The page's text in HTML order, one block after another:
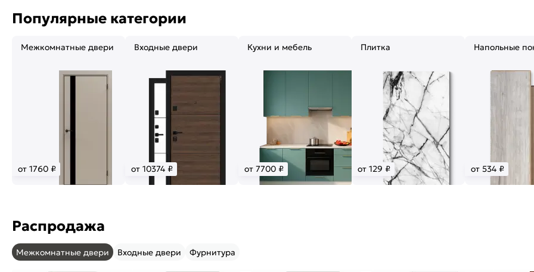
Популярные категории
Межкомнатные двери
от 1760 ₽
Входные двери
от 10374 ₽
Кухни и мебель
от 7700 ₽
Плитка
от 129 ₽
Напольные
от 534 ₽
Распродажа
Межкомнатные двери Входные двери Фурнитура